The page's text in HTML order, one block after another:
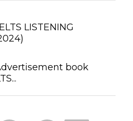
LISTENING
book